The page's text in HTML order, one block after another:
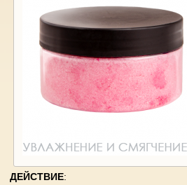
ДЕЙСТВИЕ: